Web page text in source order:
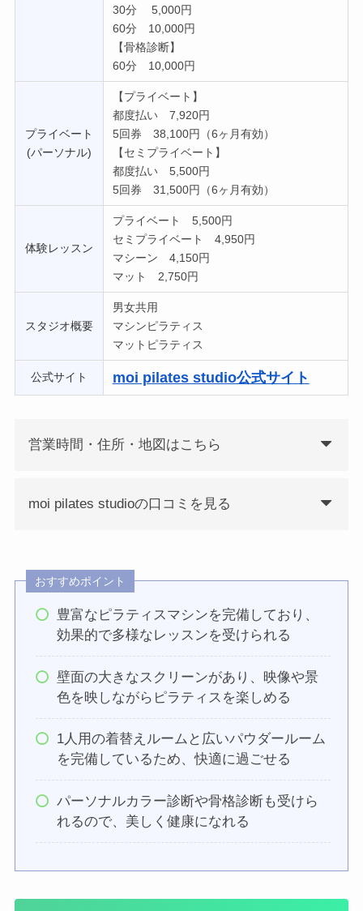
30分 5,000円
60分 10,000円
【骨格診断】
60分 10,000円
プライベート
(パーソナル)
【プライベート】
都度払い 7,920円
5回券 38,100円（6ヶ月有効）
【セミプライベート】
都度払い 5,500円
5回券 31,500円（6ヶ月有効）
体験レッスン
プライベート 5,500円
セミプライベート 4,950円
マシーン 4,150円
マット 2,750円
スタジオ概要
男女共用
マシンピラティス
マットピラティス
公式サイト moi pilates studio公式サイト
営業時間・住所・地図はこちら
moi pilates studioの口コミを見る
おすすめポイント
豊富なピラティスマシンを完備しており、
効果的で多様なレッスンを受けられる
壁面の大きなスクリーンがあり、映像や景
色を映しながらピラティスを楽しめる
1人用の着替えルームと広いパウダールーム
を完備しているため、快適に過ごせる
パーソナルカラー診断や骨格診断も受けら
れるので、美しく健康になれる